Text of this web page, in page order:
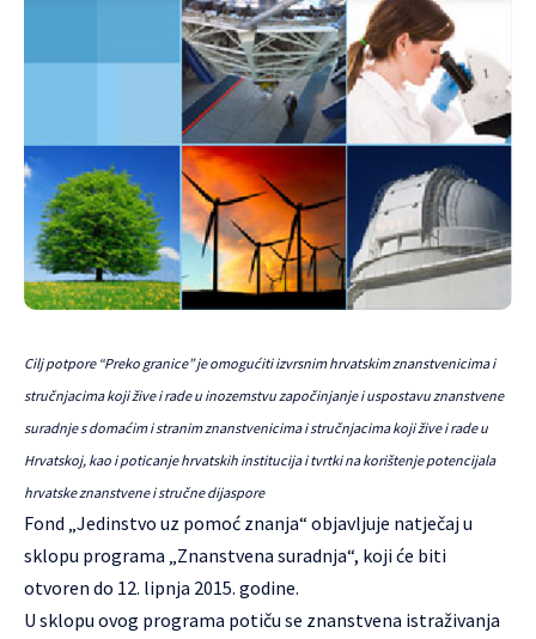
Cilj potpore “Preko granice” je omogućiti izvrsnim hrvatskim znanstvenicima i
stručnjacima koji žive i rade u inozemstvu započinjanje i uspostavu znanstvene
suradnje s domaćim i stranim znanstvenicima i stručnjacima koji žive i rade u
Hrvatskoj, kao i poticanje hrvatskih institucija i tvrtki na korištenje potencijala
hrvatske znanstvene i stručne dijaspore
Fond „Jedinstvo uz pomoć znanja“ objavljuje natječaj u
sklopu programa „Znanstvena suradnja“, koji će biti
otvoren do 12. lipnja 2015. godine.
U sklopu ovog programa potiču se znanstvena istraživanja